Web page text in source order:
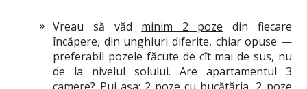
Vreau să văd minim 2 poze din fiecare
încăpere, din unghiuri diferite, chiar opuse —
preferabil pozele făcute de cît mai de sus, nu
de la nivelul solului. Are apartamentul 3